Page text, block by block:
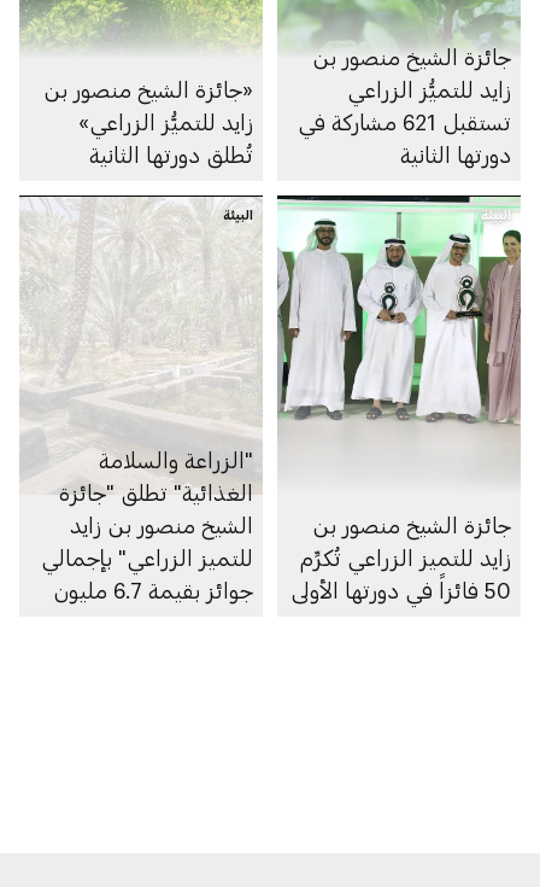
جائزة الشيخ منصور بن
زايد للتميُّز الزراعي
تستقبل 621 مشاركة في
دورتها الثانية
«جائزة الشيخ منصور بن
زايد للتميُّز الزراعي»
تُطلق دورتها الثانية
البيئة
جائزة الشيخ منصور بن
زايد للتميز الزراعي تُكرِّم
50 فائزاً في دورتها الأولى
البيئة
"الزراعة والسلامة
الغذائية" تطلق "جائزة
الشيخ منصور بن زايد
للتميز الزراعي" بإجمالي
جوائز بقيمة 6.7 مليون